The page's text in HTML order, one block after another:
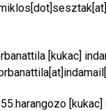
[kukac]
[kukac]